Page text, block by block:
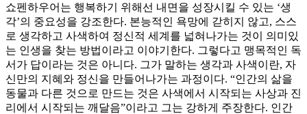
쇼펜하우어는 행복하기 위해선 내면을 성장시킬 수 있는 ‘생
각’의 중요성을 강조한다. 본능적인 욕망에 갇히지 않고, 스스
로 생각하고 사색하여 정신적 세계를 넓혀나가는 것이 의미있
는 인생을 찾는 방법이라고 이야기한다. 그렇다고 맹목적인 독
서가 답이라는 것은 아니다. 그가 말하는 생각과 사색이란, 자
신만의 지혜와 정신을 만들어나가는 과정이다. “인간의 삶을
동물과 다른 것으로 만드는 것은 사색에서 시작되는 사상과 진
리에서 시작되는 깨달음”이라고 그는 강하게 주장한다. 인간